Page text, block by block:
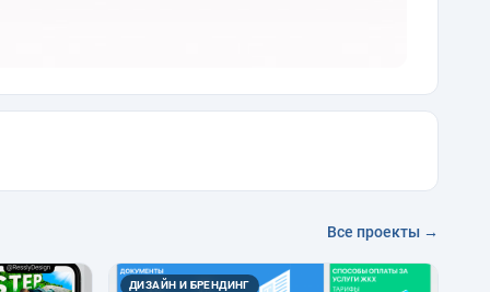
Все проекты →
ДИЗАЙН И БРЕНДИНГ